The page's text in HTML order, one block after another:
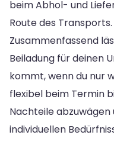
beim Abhol- und
Route des Transports.
Zusammenfassend
Beiladung für deinen
kommt, wenn du nur
flexibel beim Termin
Nachteile
individuellen